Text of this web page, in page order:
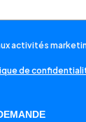
activités
de